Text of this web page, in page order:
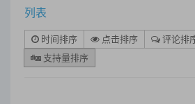
列表
时间排序 点击排序 评论排
支持量排序